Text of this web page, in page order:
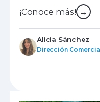
¡Conoce más! →
Alicia Sánchez
Dirección Comercial